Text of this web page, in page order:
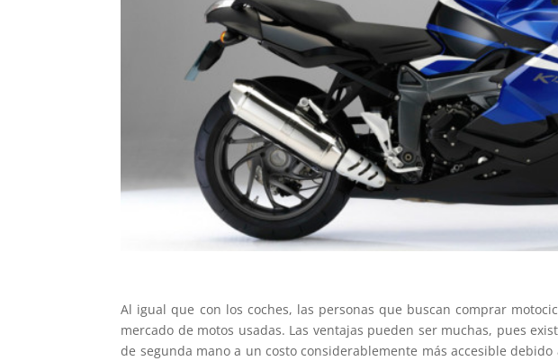
Al igual que con los coches, las personas que buscan comprar
mercado de motos usadas. Las ventajas pueden ser muchas, pues
de segunda mano a un costo considerablemente más accesible